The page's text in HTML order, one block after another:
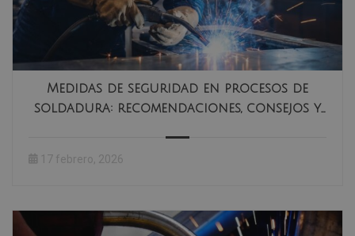
Medidas de seguridad en procesos de
soldadura: recomendaciones, consejos y
17 febrero, 2026